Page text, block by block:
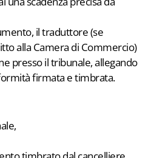
il traduttore (se
alla Camera di Commercio)
presso il tribunale, allegando
firmata e timbrata.